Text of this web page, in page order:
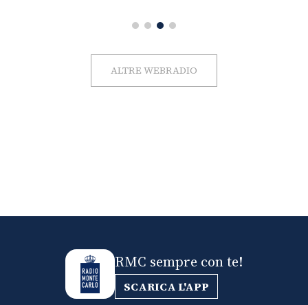
ALTRE WEBRADIO
RMC sempre con te!
SCARICA L'APP